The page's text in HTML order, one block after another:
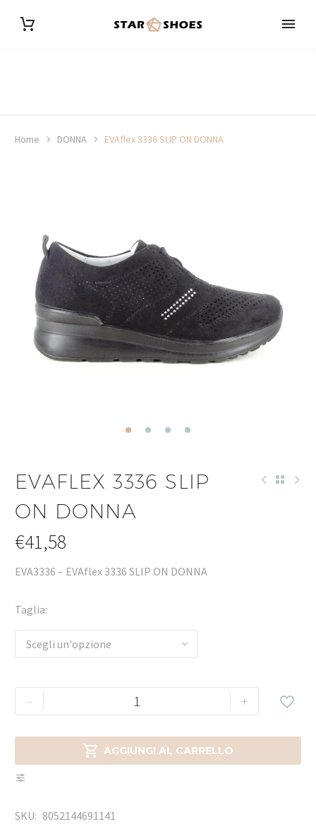
Home DONNA EVAflex 3336 SLIP ON DONNA
EVAFLEX 3336 SLIP
ON DONNA
€41,58
EVA3336 – EVAflex 3336 SLIP ON DONNA
Taglia
Scegli un'opzione
- +
 AGGIUNGI AL CARRELLO

SKU: 8052144691141